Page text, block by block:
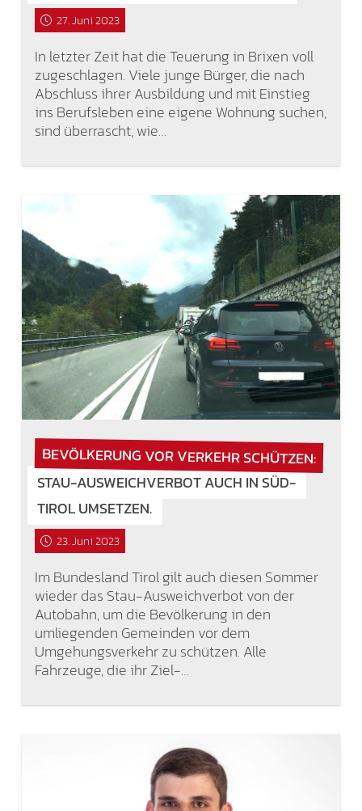
27. Juni 2023
In letzter Zeit hat die Teuerung in Brixen voll
zugeschlagen. Viele junge Bürger, die nach
Abschluss ihrer Ausbildung und mit Einstieg
ins Berufsleben eine eigene Wohnung suchen,
sind überrascht, wie…
BEVÖLKERUNG VOR VERKEHR SCHÜTZEN:
STAU-AUSWEICHVERBOT AUCH IN SÜD-
TIROL UMSETZEN.
23. Juni 2023
Im Bundesland Tirol gilt auch diesen Sommer
wieder das Stau-Ausweichverbot von der
Autobahn, um die Bevölkerung in den
umliegenden Gemeinden vor dem
Umgehungsverkehr zu schützen. Alle
Fahrzeuge, die ihr Ziel-…